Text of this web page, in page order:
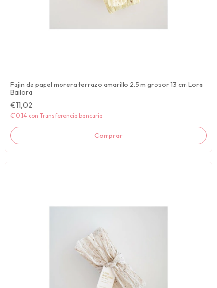
Fajin de papel morera terrazo amarillo 2.5 m grosor 13 cm Lora
Bailora
€11,02
€10,14 con Transferencia bancaria